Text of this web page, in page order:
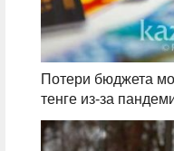
Потери бюджета
тенге из-за